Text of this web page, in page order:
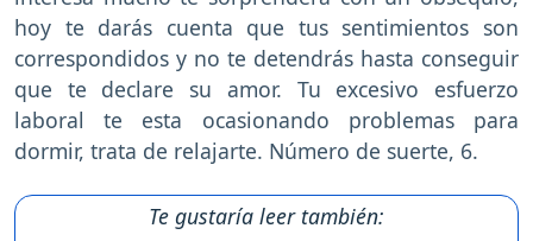
hoy te darás cuenta que tus sentimientos son
correspondidos y no te detendrás hasta conseguir
que te declare su amor. Tu excesivo esfuerzo
laboral te esta ocasionando problemas para
dormir, trata de relajarte. Número de suerte, 6.
Te gustaría leer también: